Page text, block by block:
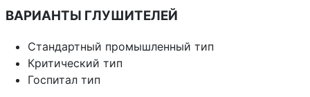
ВАРИАНТЫ ГЛУШИТЕЛЕЙ
Стандартный промышленный тип
Критический тип
Госпитал тип